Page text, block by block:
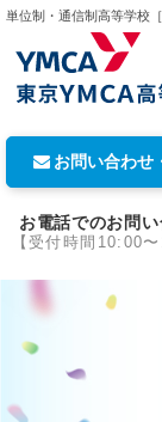
単位制・通信制高等学校
お問い合わせ
お電話でのお問
【受付時間10:00